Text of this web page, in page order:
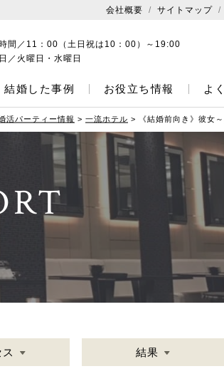
会社概要 サイトマップ
間／ 11：00（土日祝は10：00）～19:00
／ 火曜日・水曜日
結婚した事例 お役立ち情報 よ
活パーティー情報 > 一流ホテル > 《結婚前向き》彼女
結果